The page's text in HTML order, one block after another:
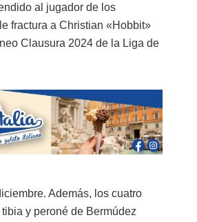
al jugador de los
fractura a Christian «Hobbit»
Clausura 2024 de la Liga de
Además, los cuatro
y peroné de Bermúdez